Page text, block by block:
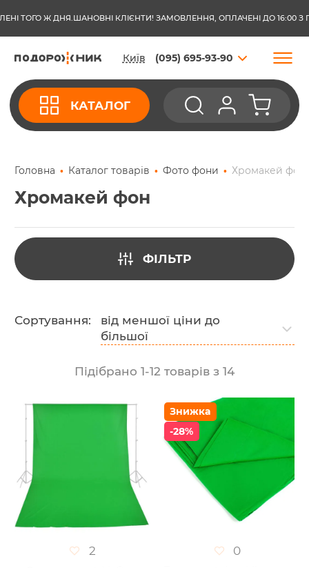
ШАНОВНІ КЛІЄНТИ! ЗАМОВЛЕННЯ, ОПЛАЧЕНІ ДО 16:00 З
Ж ДНЯ.
Київ (095) 695-93-90
КАТАЛОГ
Головна Каталог товарів Фото фони Хромакей фон
Хромакей фон
Підібрано 1-12 товарів з 14
Сортування:
від меншої ціни до
більшої
2
Знижка
-28%
0
ФІЛЬТР